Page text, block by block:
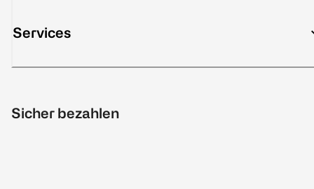
Services
Sicher bezahlen